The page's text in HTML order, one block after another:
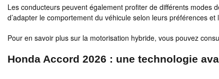
Les conducteurs peuvent également profiter de différents modes
d’adapter le comportement du véhicule selon leurs préférences
Pour en savoir plus sur la motorisation hybride, vous pouvez
Honda Accord 2026 : une technologie